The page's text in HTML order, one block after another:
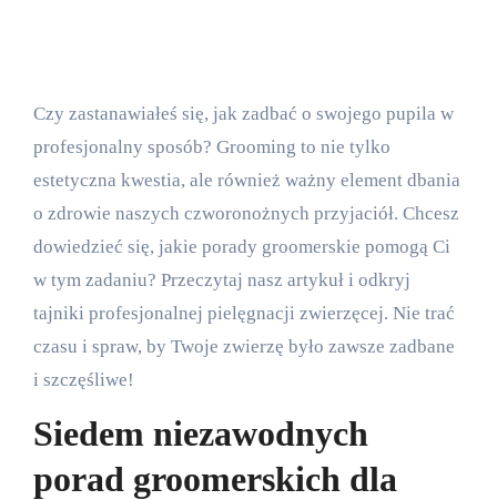
Czy zastanawiałeś się, jak zadbać o swojego pupila w
profesjonalny sposób? Grooming to nie tylko
estetyczna kwestia, ale również ważny element dbania
o zdrowie naszych czworonożnych przyjaciół. Chcesz
dowiedzieć się, jakie porady groomerskie pomogą Ci
w tym zadaniu? Przeczytaj nasz artykuł i odkryj
tajniki profesjonalnej pielęgnacji zwierzęcej. Nie trać
czasu i spraw, by Twoje zwierzę było zawsze zadbane
i szczęśliwe!
Siedem niezawodnych
porad groomerskich dla